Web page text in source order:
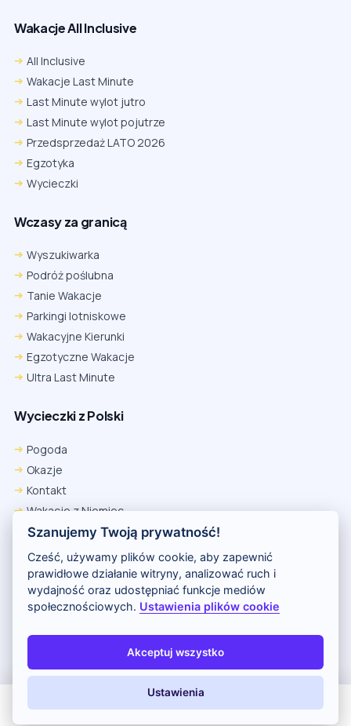
Wakacje All Inclusive
All Inclusive
Wakacje Last Minute
Last Minute wylot jutro
Last Minute wylot pojutrze
Przedsprzedaż LATO 2026
Egzotyka
Wycieczki
Wczasy za granicą
Wyszukiwarka
Podróż poślubna
Tanie Wakacje
Parkingi lotniskowe
Wakacyjne Kierunki
Egzotyczne Wakacje
Ultra Last Minute
Wycieczki z Polski
Pogoda
Okazje
Kontakt
Wakacje z Niemiec
Polityka Prywatności
Wakacje w Egipcie
Rankingi hoteli
Kontakt i reklama
Polityka prywatności
Copyright (c) 2026 Odkryj Wakacje
Szanujemy Twoją prywatność!
Cześć, używamy plików cookie, aby zapewnić
prawidłowe działanie witryny, analizować ruch i
wydajność oraz udostępniać funkcje mediów
społecznościowych. Ustawienia plików cookie
Akceptuj wszystko
Ustawienia